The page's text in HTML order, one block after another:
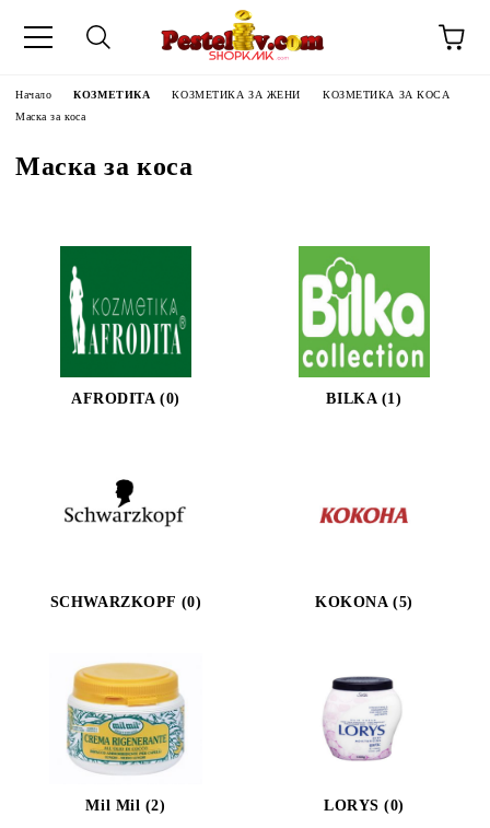
Начало КОЗМЕТИКА КОЗМЕТИКА ЗА ЖЕНИ
КОЗМЕТИКА ЗА КОСА
Маска за коса
Маска за коса
AFRODITA (0) BILKA (1)
SCHWARZKOPF (0) KOKONA (5)
Mil Mil (2) LORYS (0)